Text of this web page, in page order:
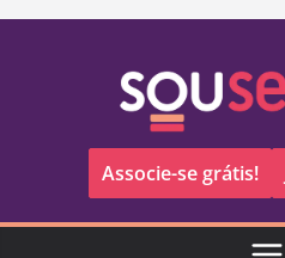
Pular
Associe-se grátis!